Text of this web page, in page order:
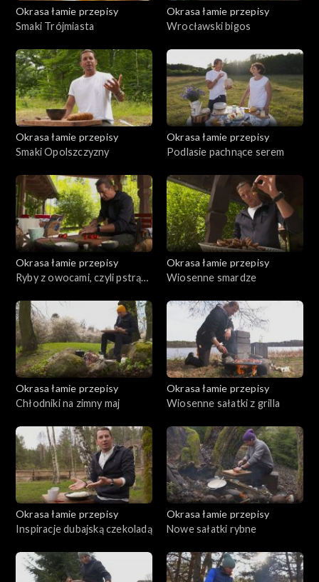
Okrasa łamie przepisy
Smaki Trójmiasta
Okrasa łamie przepisy
Wrocławski bigos
Okrasa łamie przepisy
Smaki Opolszczyzny
Okrasa łamie przepisy
Podlasie pachnące serem
Okrasa łamie przepisy
Ryby z owocami, czyli pstrąg
Okrasa łamie przepisy
Wiosenne smardze
Okrasa łamie przepisy
Chłodniki na zimny maj
Okrasa łamie przepisy
Wiosenne sałatki z grilla
Okrasa łamie przepisy
Inspiracje dubajską czekoladą
Okrasa łamie przepisy
Nowe sałatki rybne